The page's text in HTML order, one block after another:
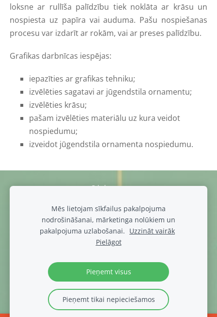
loksne ar rullīša palīdzību tiek noklāta ar krāsu un
nospiesta uz papīra vai auduma. Pašu nospiešanas
procesu var izdarīt ar rokām, vai ar preses palīdzību.
Grafikas darbnīcas iespējas:
iepazīties ar grafikas tehniku;
izvēlēties sagatavi ar jūgendstila ornamentu;
izvēlēties krāsu;
pašam izvēlēties materiālu uz kura veidot
nospiedumu;
izveidot jūgendstila ornamenta nospiedumu.
Sīkdatnes
muiza@luznava.lv
+37128686863,+37129390701
Pils iela 8, Lūznava, Lūznavas pagasts, Rēzeknes novads, LV-
4627
Lūznavas muižas DATU PRIVĀTUMA POLITIKA
Mēs lietojam sīkfailus pakalpojuma
nodrošināšanai, mārketinga nolūkiem un
pakalpojuma uzlabošanai. Uzzināt vairāk
Pielāgot
Pieņemt visus
Pieņemt tikai nepieciešamos